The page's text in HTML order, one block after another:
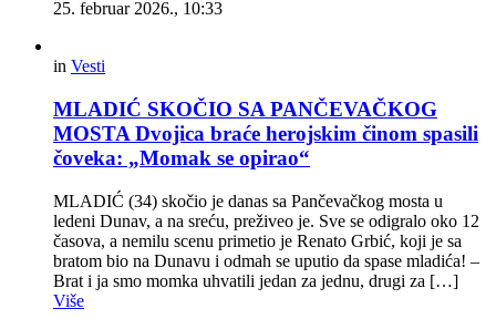
25. februar 2026., 10:33
in Vesti
MLADIĆ SKOČIO SA PANČEVAČKOG
MOSTA Dvojica braće herojskim činom spasili
čoveka: „Momak se opirao“
MLADIĆ (34) skočio je danas sa Pančevačkog mosta u
ledeni Dunav, a na sreću, preživeo je. Sve se odigralo oko 12
časova, a nemilu scenu primetio je Renato Grbić, koji je sa
bratom bio na Dunavu i odmah se uputio da spase mladića! –
Brat i ja smo momka uhvatili jedan za jednu, drugi za […]
Više